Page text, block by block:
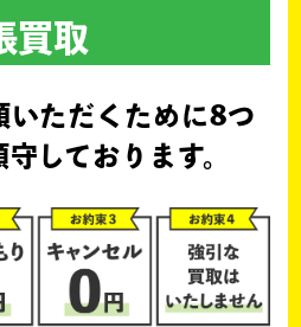
買取
いただくために8つ
しております。